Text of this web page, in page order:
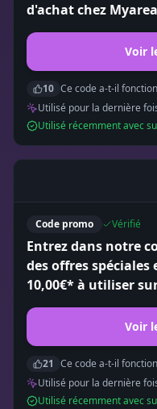
d'achat chez
Voir
10 Ce code a-t-il
Utilisé pour la dernière
Utilisé récemment avec
Code promo Vérifié
Entrez dans notre
des offres spéciales
10,00€* à utiliser
Voir
21 Ce code a-t-il
Utilisé pour la dernière
Utilisé récemment avec